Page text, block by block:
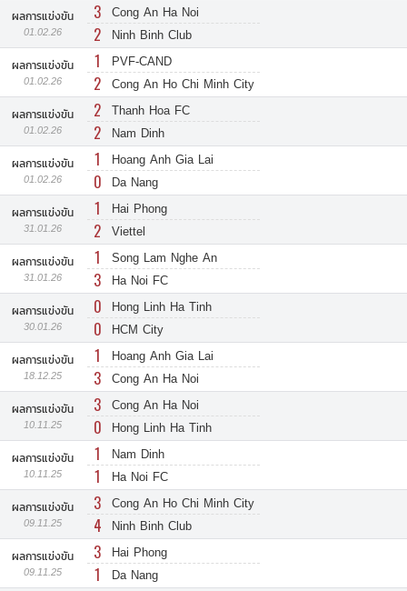
ผลการแข่งขัน
01.02.26
3 Cong An Ha Noi
2 Ninh Binh Club
ผลการแข่งขัน
01.02.26
1 PVF-CAND
2 Cong An Ho Chi Minh City
ผลการแข่งขัน
01.02.26
2 Thanh Hoa FC
2 Nam Dinh
ผลการแข่งขัน
01.02.26
1 Hoang Anh Gia Lai
0 Da Nang
ผลการแข่งขัน
31.01.26
1 Hai Phong
2 Viettel
ผลการแข่งขัน
31.01.26
1 Song Lam Nghe An
3 Ha Noi FC
ผลการแข่งขัน
30.01.26
0 Hong Linh Ha Tinh
0 HCM City
ผลการแข่งขัน
18.12.25
1 Hoang Anh Gia Lai
3 Cong An Ha Noi
ผลการแข่งขัน
10.11.25
3 Cong An Ha Noi
0 Hong Linh Ha Tinh
ผลการแข่งขัน
10.11.25
1 Nam Dinh
1 Ha Noi FC
ผลการแข่งขัน
09.11.25
3 Cong An Ho Chi Minh City
4 Ninh Binh Club
ผลการแข่งขัน
09.11.25
3 Hai Phong
1 Da Nang